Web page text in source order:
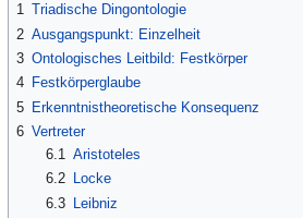
1 Triadische Dingontologie
2 Ausgangspunkt: Einzelheit
3 Ontologisches Leitbild: Festkörper
4 Festkörperglaube
5 Erkenntnistheoretische Konsequenz
6 Vertreter
6.1 Aristoteles
6.2
Locke
6.3 Leibniz